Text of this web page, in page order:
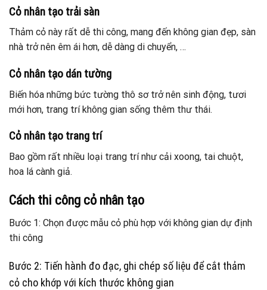
Cỏ nhân tạo trải sàn
Thảm cỏ này rất dễ thi công, mang đến không gian đẹp, sàn
nhà trở nên êm ái hơn, dễ dàng di chuyển, …
Cỏ nhân tạo dán tường
Biến hóa những bức tường thô sơ trở nên sinh động, tươi
mới hơn, trang trí không gian sống thêm thư thái.
Cỏ nhân tạo trang trí
Bao gồm rất nhiều loại trang trí như cải xoong, tai chuột,
hoa lá cành giả.
Cách thi công cỏ nhân tạo
Bước 1: Chọn được mẫu cỏ phù hợp với không gian dự định
thi công
Bước 2: Tiến hành đo đạc, ghi chép số liệu để cắt thảm
cỏ cho khớp với kích thước không gian